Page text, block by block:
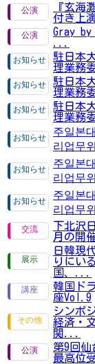
『玄海
付き上
Gray
駐日本
理業務
駐日本
理業務
駐日本
理業務
주일본
리업무
주일본
리업무
주일본
리업무
下北沢
月の開
日韓現
りにい
国、...
韓国ド
座Vol.9
シンポ
経済・
関...
第9回
最高位